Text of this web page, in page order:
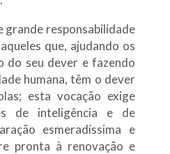
grande responsabilidade
que, ajudando os
do seu dever e fazendo
humana, têm o dever
esta vocação exige
de inteligência e de
esmeradíssima e
pronta à renovação e